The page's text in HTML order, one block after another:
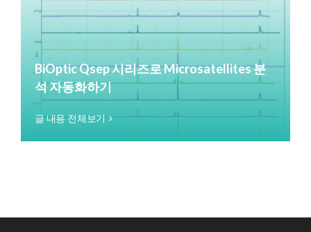
BiOptic Qsep 시리즈로 Microsatellites 분
석 자동화하기
글 내용 전체보기